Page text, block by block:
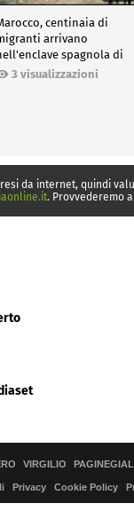
centinaia di
arrivano
spagnola di
3 visualizzazioni
da internet, quindi
. Provvederemo
VIRGILIO
Privacy Cookie Policy